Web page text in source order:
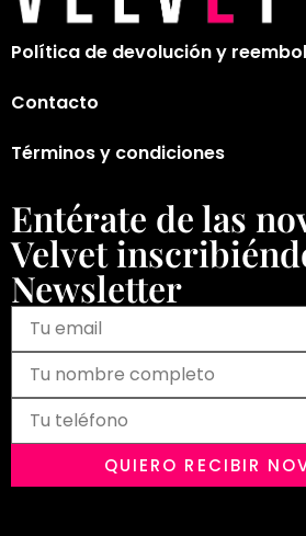
Política de devolución y
Contacto
Términos y condiciones
Entérate de las
Velvet
Newsletter
QUIERO RECIBIR